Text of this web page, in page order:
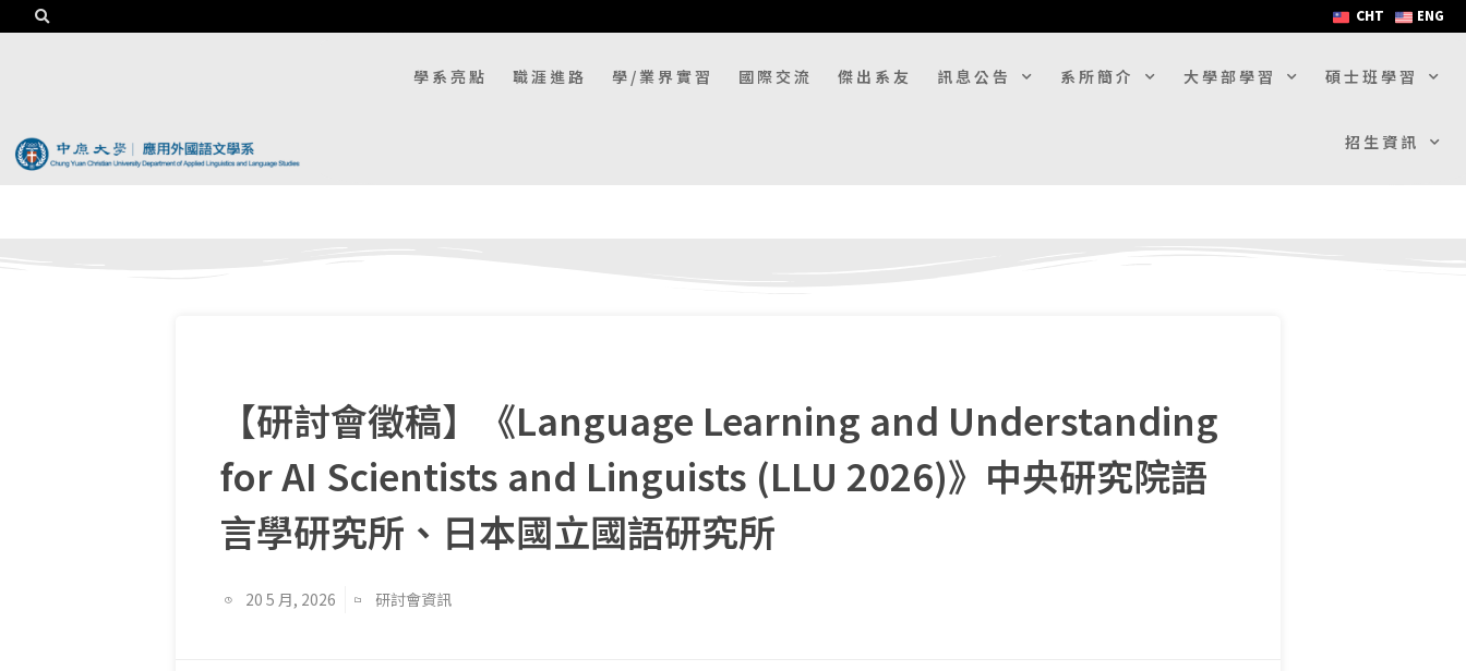
CHT ENG
學系亮點 職涯進路 學/業界實習 國際交流 傑出系友 訊息公告 系所簡介 大學部學習 碩士班學習
招生資訊
【研討會徵稿】《Language Learning and Understanding
for AI Scientists and Linguists (LLU 2026)》中央研究院語
言學研究所、日本國立國語研究所
20 5 月, 2026 研討會資訊